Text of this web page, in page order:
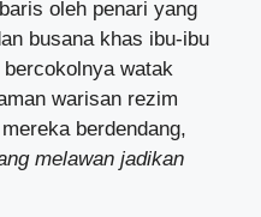
oleh penari yang
busana khas ibu-ibu
watak
warisan rezim
berdendang,
melawan jadikan